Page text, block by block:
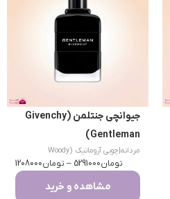
جیوانچی جنتلمن (Givenchy
Gentleman)
مردانه|
چوبی آروماتیک (Woody
Aromatic)
تومان5291000
– تومان1208000
مشاهده و خرید